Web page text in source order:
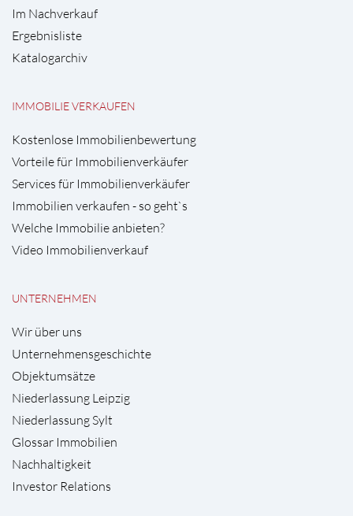
Im Nachverkauf
Ergebnisliste
Katalogarchiv
IMMOBILIE VERKAUFEN
Kostenlose Immobilienbewertung
Vorteile für Immobilienverkäufer
Services für Immobilienverkäufer
Immobilien verkaufen - so geht`s
Welche Immobilie anbieten?
Video Immobilienverkauf
UNTERNEHMEN
Wir über uns
Unternehmensgeschichte
Objektumsätze
Niederlassung Leipzig
Niederlassung Sylt
Glossar Immobilien
Nachhaltigkeit
Investor Relations